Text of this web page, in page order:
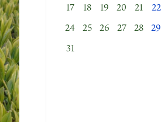
17
18 19 20 21 22
24 25 26 27 28 29
31